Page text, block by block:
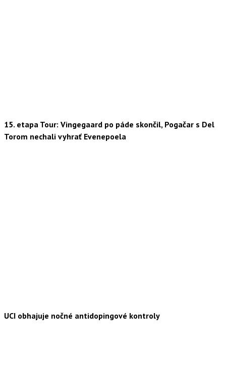
15. etapa Tour: Vingegaard po páde skončil, Pogačar s Del
Torom nechali vyhrať Evenepoela
UCI obhajuje nočné antidopingové kontroly